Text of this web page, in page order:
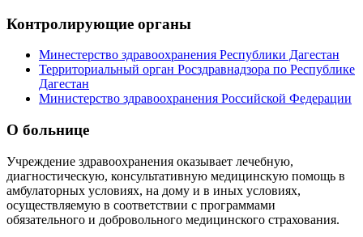
Контролирующие органы
Минестерство здравоохранения Республики Дагестан
Территориальный орган Росздравнадзора по Республике
Дагестан
Министерство здравоохранения Российской Федерации
О больнице
Учреждение здравоохранения оказывает лечебную,
диагностическую, консультативную медицинскую помощь в
амбулаторных условиях, на дому и в иных условиях,
осуществляемую в соответствии с программами
обязательного и добровольного медицинского страхования.